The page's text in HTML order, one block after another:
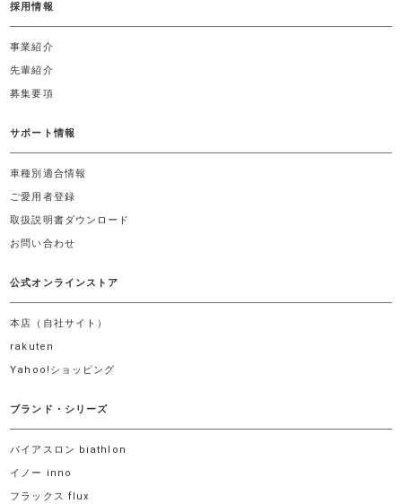
採用情報
事業紹介
先輩紹介
募集要項
サポート情報
車種別適合情報
ご愛用者登録
取扱説明書ダウンロード
お問い合わせ
公式オンラインストア
本店（自社サイト）
rakuten
Yahoo!ショッピング
ブランド・シリーズ
バイアスロン biathlon
イノー inno
フラックス flux